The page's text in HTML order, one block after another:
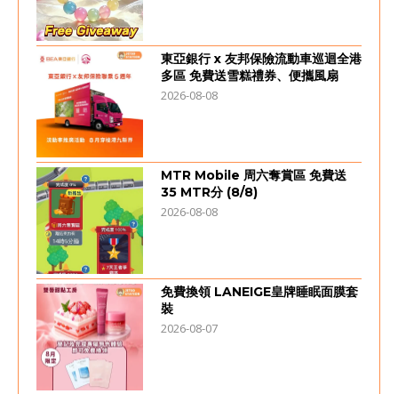
東亞銀行 x 友邦保險流動車巡迴全港
多區 免費送雪糕禮券、便攜風扇
2026-08-08
MTR Mobile 周六奪賞區 免費送
35 MTR分 (8/8)
2026-08-08
免費換領 LANEIGE皇牌睡眠面膜套
裝
2026-08-07